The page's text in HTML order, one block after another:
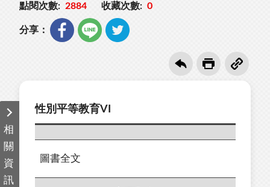
點閱次數: 2884 收藏次數: 0
分享：
相
關
資
訊
性別平等教育VI
圖書全文